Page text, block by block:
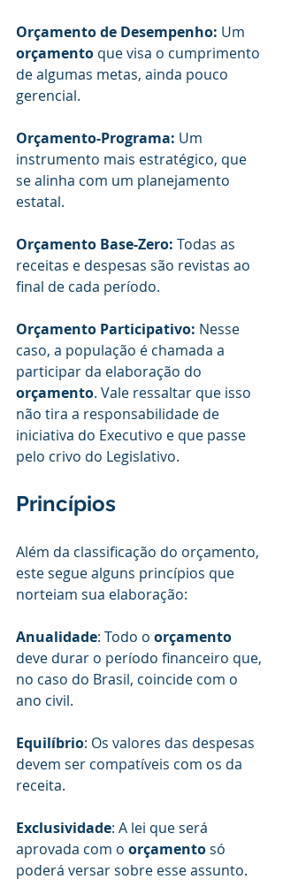
Orçamento de Desempenho: Um
orçamento que visa o cumprimento
de algumas metas, ainda pouco
gerencial.
Orçamento-Programa: Um
instrumento mais estratégico, que
se alinha com um planejamento
estatal.
Orçamento Base-Zero: Todas as
receitas e despesas são revistas ao
final de cada período.
Orçamento Participativo: Nesse
caso, a população é chamada a
participar da elaboração do
orçamento. Vale ressaltar que isso
não tira a responsabilidade de
iniciativa do Executivo e que passe
pelo crivo do Legislativo.
Princípios
Além da classificação do orçamento,
este segue alguns princípios que
norteiam sua elaboração:
Anualidade: Todo o orçamento
deve durar o período financeiro que,
no caso do Brasil, coincide com o
ano civil.
Equilíbrio: Os valores das despesas
devem ser compatíveis com os da
receita.
Exclusividade: A lei que será
aprovada com o orçamento só
poderá versar sobre esse assunto.